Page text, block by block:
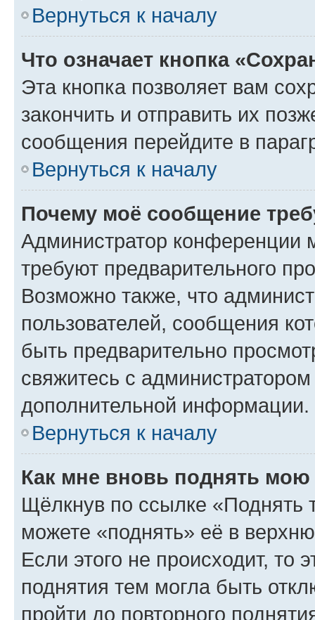
Вернуться к началу
Что означает кнопка
Эта кнопка позволяет вам
закончить и отправить их
сообщения перейдите в
Вернуться к началу
Почему моё сообщение
Администратор конференции
требуют предварительного
Возможно также, что
пользователей, сообщения
быть предварительно
свяжитесь с
дополнительной информации.
Вернуться к началу
Как мне вновь поднять мою
Щёлкнув по ссылке «Поднять
можете «поднять» её в
Если этого не происходит, то
поднятия тем могла быть
пройти до повторного